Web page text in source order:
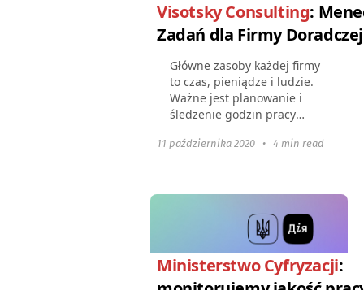
Visotsky Consulting:
Zadań dla Firmy Doradczej
Główne zasoby każdej firmy
to czas, pieniądze i ludzie.
Ważne jest planowanie i
śledzenie godzin pracy
wydatków firmy oraz mądre
11 października 2020 • 4 min read
Ministerstwo Cyfryzacji: